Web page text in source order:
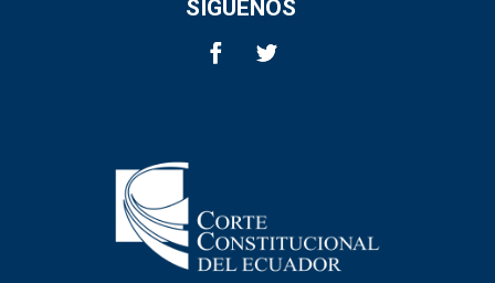
SÍGUENOS